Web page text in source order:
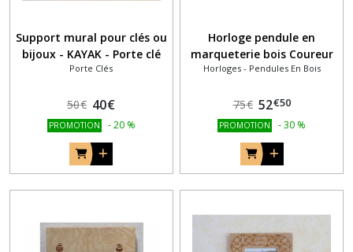
Support mural pour clés ou
bijoux - KAYAK - Porte clé
mural
Porte Clés
50€ 40€
PROMOTION -20 %
Horloge pendule en
marqueterie bois Coureur
et chrono
Horloges - Pendules En Bois
75€ 52€50
PROMOTION -30 %